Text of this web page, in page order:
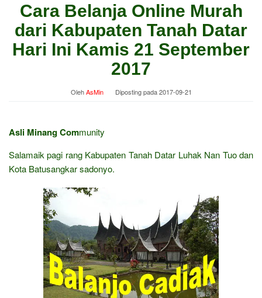
Cara Belanja Online Murah
dari Kabupaten Tanah Datar
Hari Ini Kamis 21 September
2017
OlehAsMin Diposting pada2017-09-21
Asli Minang Community
Salamaik pagi rang Kabupaten Tanah Datar Luhak Nan Tuo dan
Kota Batusangkar sadonyo.